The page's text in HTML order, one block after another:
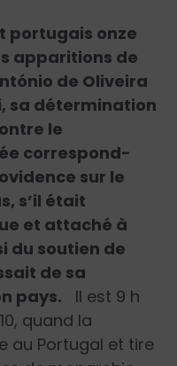
portugais onze
apparitions de
de Oliveira
sa détermination
le
­correspond-
sur le
s’il était
et attaché à
du soutien de
de sa
pays. Il est 9 h
quand la
au Portugal et tire